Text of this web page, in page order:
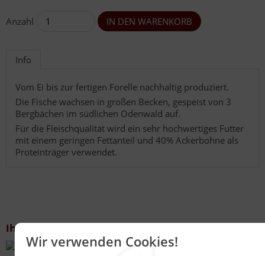
Wir verwenden Cookies!
Anzahl
Info
Vom Ei bis zur fertigen Forelle nachhaltig produziert.
Die Fische wachsen in großen Becken, gespeist von 3
Bergbächen im südlichen Odenwald auf.
Für die Fleischqualität wird ein sehr hochwertiges Futter
mit einem geringen Fettanteil und 40% Ackerbohne als
Proteinträger verwendet.
Ihr Kontakt zu uns